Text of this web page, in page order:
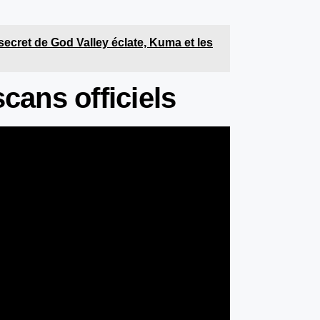
de God Valley éclate, Kuma et les
officiels